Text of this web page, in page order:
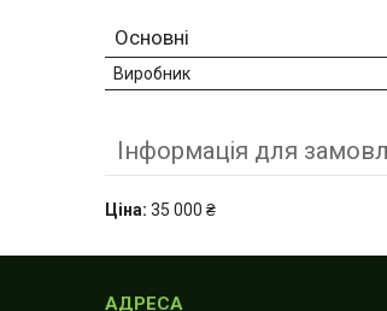
Основні
Виробник
Інформація для
Ціна: 35 000 ₴